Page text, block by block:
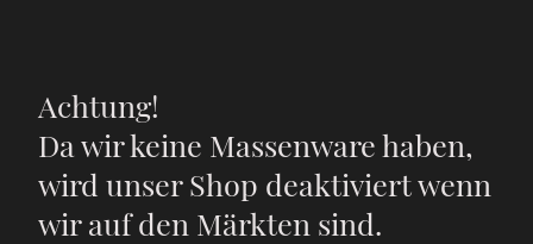
Achtung!
Da wir keine Massenware haben,
wird unser Shop deaktiviert wenn
wir auf den Märkten sind.